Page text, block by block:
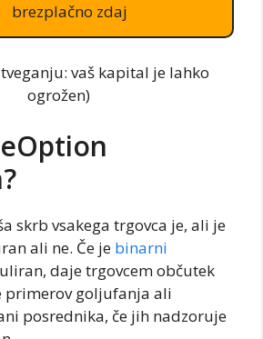
brezplačno zdaj
vaš kapital je lahko
ogrožen)
skrb vsakega trgovca je, ali je
ali ne. Če je binarni
daje trgovcem občutek
primerov goljufanja ali
posrednika, če jih nadzoruje